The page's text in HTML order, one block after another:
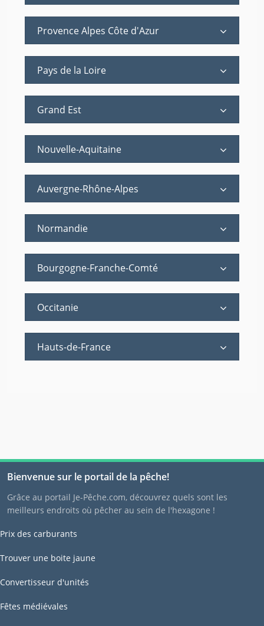
Provence Alpes Côte d'Azur
Pays de la Loire
Grand Est
Nouvelle-Aquitaine
Auvergne-Rhône-Alpes
Normandie
Bourgogne-Franche-Comté
Occitanie
Hauts-de-France
Bienvenue sur le portail de la pêche!
Grâce au portail Je-Pêche.com, découvrez quels sont les
meilleurs endroits où pêcher au sein de l'hexagone !
Prix des carburants
Trouver une boite jaune
Convertisseur d'unités
Fêtes médiévales